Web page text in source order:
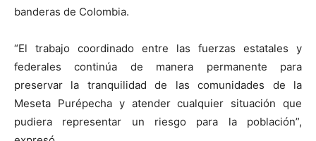
banderas de Colombia.
“El trabajo coordinado entre las fuerzas estatales y
federales continúa de manera permanente para
preservar la tranquilidad de las comunidades de la
Meseta Purépecha y atender cualquier situación que
pudiera representar un riesgo para la población”,